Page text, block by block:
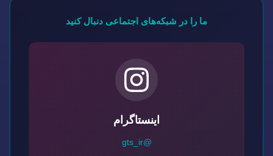
ما را در شبکه‌های اجتماعی دنبال کنید
اینستاگرام
@gts_ir